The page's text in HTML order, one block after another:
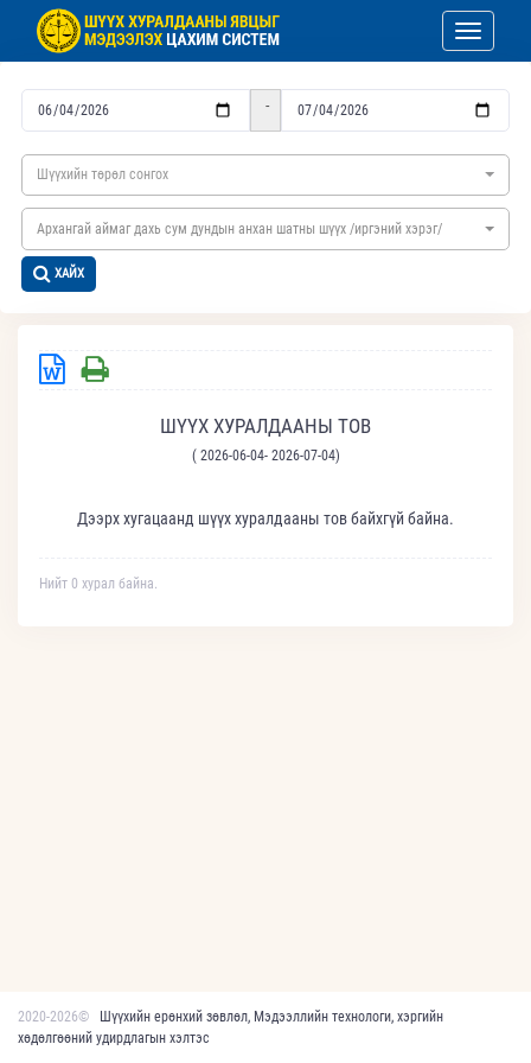
Toggle
-
Шүүхийн төрөл сонгох
Архангай аймаг дахь сум дундын анхан шатны шүүх /иргэний хэрэг/
ХАЙХ
ШҮҮХ ХУРАЛДААНЫ ТОВ
( 2026-06-04- 2026-07-04)
Дээрх хугацаанд шүүх хуралдааны тов байхгүй байна.
Нийт 0 хурал байна.
2020-2026©
Шүүхийн ерөнхий зөвлөл, Мэдээллийн технологи, хэргийн
хөдөлгөөний удирдлагын хэлтэс